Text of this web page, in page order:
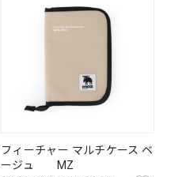
フィーチャー マルチケース ベ
ージュ MZ